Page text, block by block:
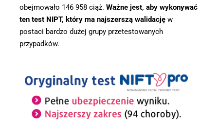
obejmowało 146 958 ciąż. Ważne jest, aby wykonywać
ten test NIPT, który ma najszerszą walidację w
postaci bardzo dużej grupy przetestowanych
przypadków.